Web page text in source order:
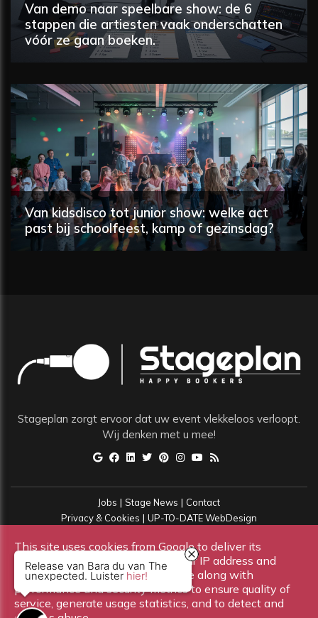
Van demo naar speelbare show: de 6
stappen die artiesten vaak onderschatten
vóór ze gaan boeken.
Van kidsdisco tot junior show: welke act
past bij schoolfeest, kamp of gezinsdag?
Stageplan zorgt ervoor dat uw event vlekkeloos verloopt.
Wij denken met u mee!
Jobs | Stage News | Contact
Privacy & Cookies | UP-TO-DATE WebDesign
This site uses cookies from Google to deliver its
services and to analyze traffic. Your IP address and
user-agent are shared with Google along with
performance and security metrics to ensure quality of
service, generate usage statistics, and to detect and
Release van Bara du van The
unexpected. Luister hier!